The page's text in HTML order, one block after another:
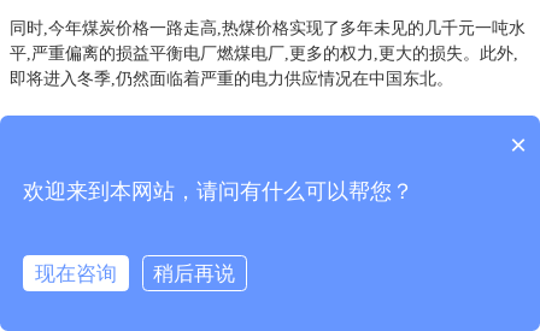
同时,今年煤炭价格一路走高,热煤价格实现了多年未见的几千元一吨水
平,严重偏离的损益平衡电厂燃煤电厂,更多的权力,更大的损失。此外,
即将进入冬季,仍然面临着严重的电力供应情况在中国东北。
×
欢迎来到本网站，请问有什么可以帮您？
现在咨询 稍后再说